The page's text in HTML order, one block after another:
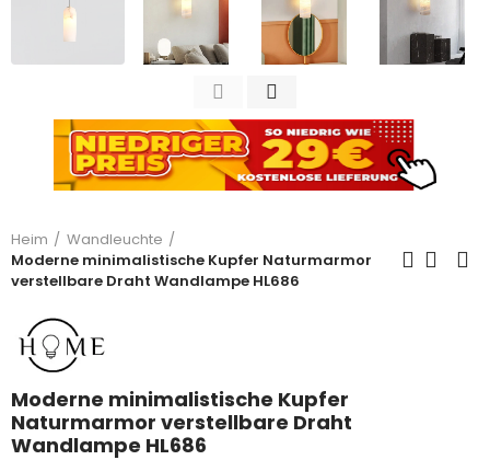
Heim
Wandleuchte
Moderne minimalistische Kupfer Naturmarmor
verstellbare Draht Wandlampe HL686
Moderne minimalistische Kupfer
Naturmarmor verstellbare Draht
Wandlampe HL686